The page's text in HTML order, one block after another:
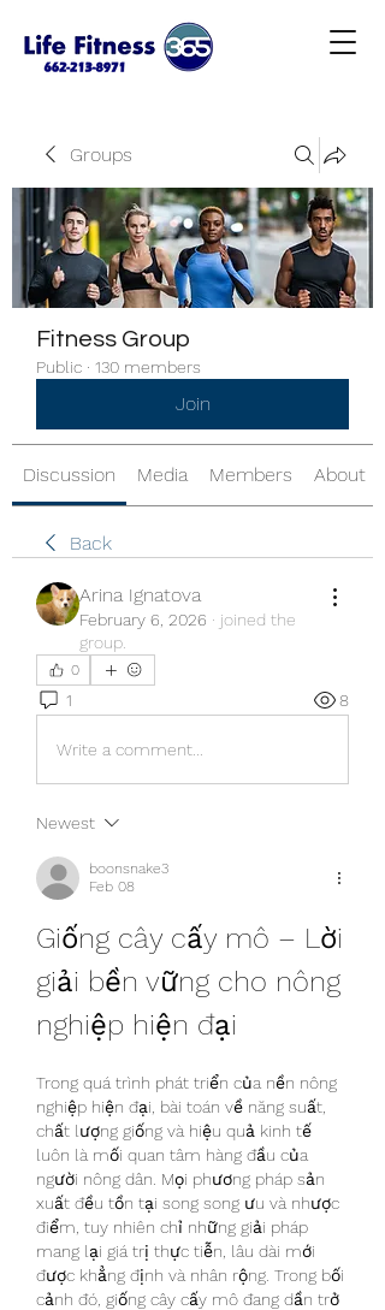
Groups
Fitness Group
Public · 130 members
Join
Discussion Media Members About
Back
Arina Ignatova
February 6, 2026 · joined the
group.
0
1 8
Write a comment...
Newest
boonsnake3
Feb 08
Giống cây cấy mô – Lời
giải bền vững cho nông
nghiệp hiện đại
Trong quá trình phát triển của nền nông
nghiệp hiện đại, bài toán về năng suất,
chất lượng giống và hiệu quả kinh tế
luôn là mối quan tâm hàng đầu của
người nông dân. Mọi phương pháp sản
xuất đều tồn tại song song ưu và nhược
điểm, tuy nhiên chỉ những giải pháp
mang lại giá trị thực tiễn, lâu dài mới
được khẳng định và nhân rộng. Trong bối
cảnh đó, giống cây cấy mô đang dần trở